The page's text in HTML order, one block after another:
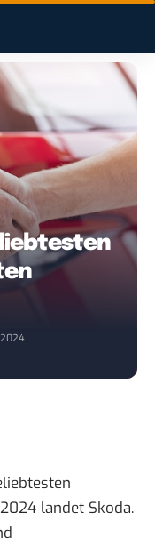
2024
landet Skoda.